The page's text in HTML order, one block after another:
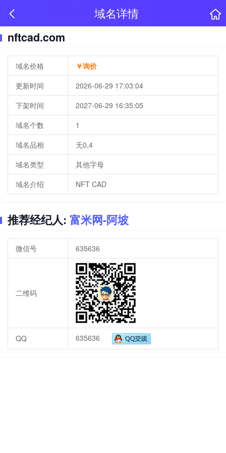
域名详情
nftcad.com
域名价格
￥询价
更新时间
2026-06-29 17:03:04
下架时间
2027-06-29 16:35:05
域名个数
1
域名品相
无0,4
域名类型
其他字母
域名介绍
NFT CAD
推荐经纪人: 富米网-阿坡
微信号 635636
二维码
QQ 635636